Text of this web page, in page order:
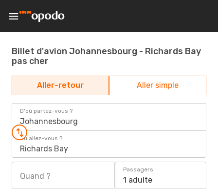
Billet d'avion Johannesbourg - Richards Bay
pas cher
Aller-retour Aller simple
D'où partez-vous ?
Johannesbourg
Où allez-vous ?
Richards Bay
Quand ?
Passagers
1 adulte